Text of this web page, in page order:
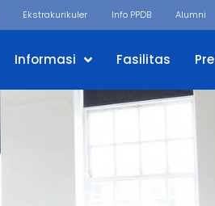
Ekstrakurikuler Info PPDB Alumni
Informasi Fasilitas